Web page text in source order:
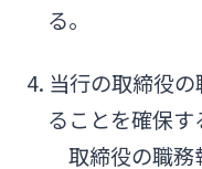
る。
4. 当行の取締役
ることを確保
取締役の職務